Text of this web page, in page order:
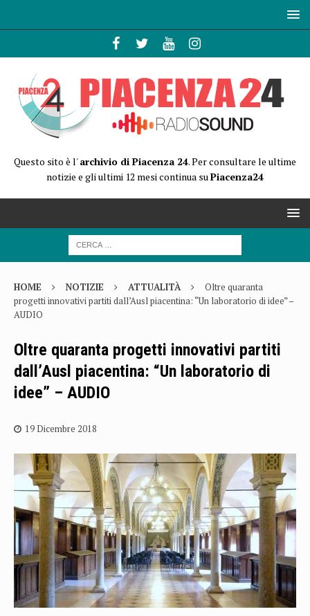
Questo sito è l'archivio di Piacenza 24. Per consultare le ultime
notizie e gli ultimi 12 mesi continua suPiacenza24
HOME NOTIZIE ATTUALITÀ
Oltre quaranta
progetti innovativi partiti dall’Ausl piacentina: “Un laboratorio di idee” –
AUDIO
Oltre quaranta progetti innovativi partiti
dall’Ausl piacentina: “Un laboratorio di
idee” – AUDIO
19 Dicembre 2018